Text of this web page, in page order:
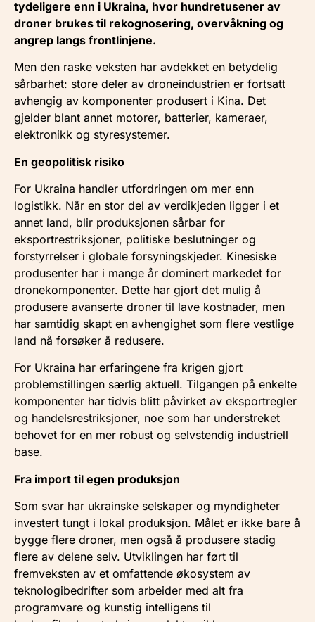
tydeligere enn i Ukraina, hvor hundretusener av
droner brukes til rekognosering, overvåkning og
angrep langs frontlinjene.
Men den raske veksten har avdekket en betydelig
sårbarhet: store deler av droneindustrien er fortsatt
avhengig av komponenter produsert i Kina. Det
gjelder blant annet motorer, batterier, kameraer,
elektronikk og styresystemer.
En geopolitisk risiko
For Ukraina handler utfordringen om mer enn
logistikk. Når en stor del av verdikjeden ligger i et
annet land, blir produksjonen sårbar for
eksportrestriksjoner, politiske beslutninger og
forstyrrelser i globale forsyningskjeder. Kinesiske
produsenter har i mange år dominert markedet for
dronekomponenter. Dette har gjort det mulig å
produsere avanserte droner til lave kostnader, men
har samtidig skapt en avhengighet som flere vestlige
land nå forsøker å redusere.
For Ukraina har erfaringene fra krigen gjort
problemstillingen særlig aktuell. Tilgangen på enkelte
komponenter har tidvis blitt påvirket av eksportregler
og handelsrestriksjoner, noe som har understreket
behovet for en mer robust og selvstendig industriell
base.
Fra import til egen produksjon
Som svar har ukrainske selskaper og myndigheter
investert tungt i lokal produksjon. Målet er ikke bare å
bygge flere droner, men også å produsere stadig
flere av delene selv. Utviklingen har ført til
fremveksten av et omfattende økosystem av
teknologibedrifter som arbeider med alt fra
programvare og kunstig intelligens til